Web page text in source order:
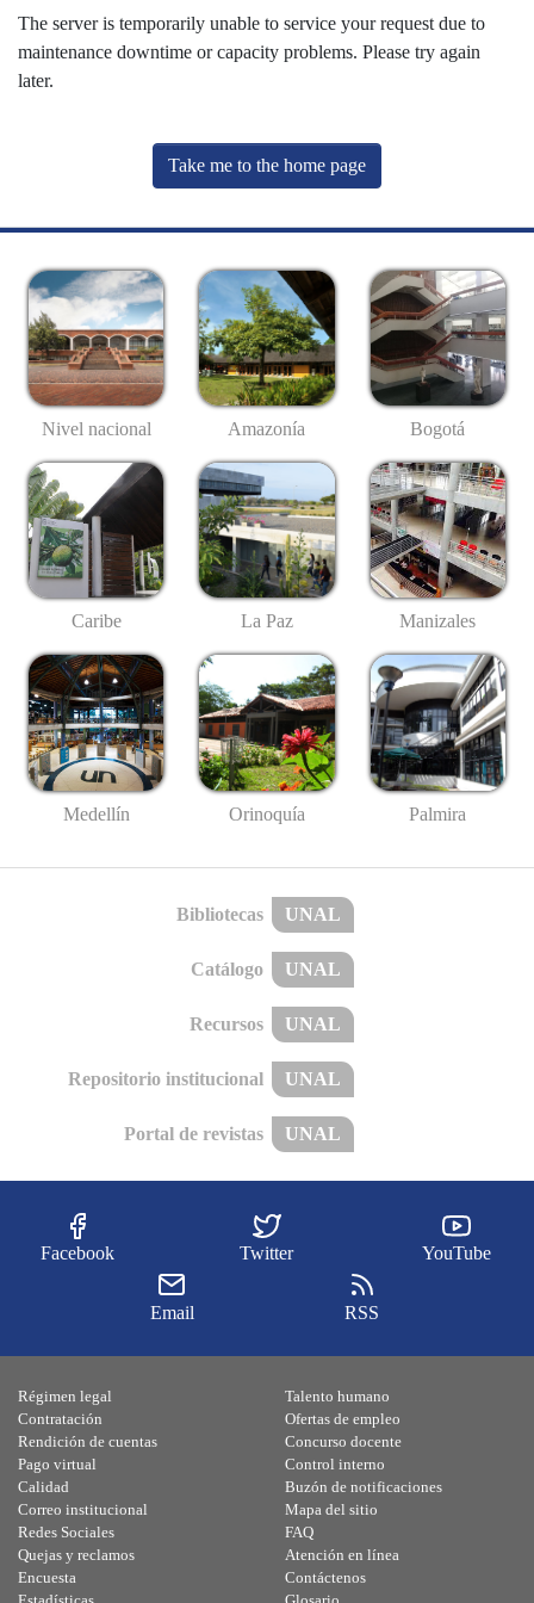
The server is temporarily unable to service your request due to
maintenance downtime or capacity problems. Please try again
later.
Take me to the home page
Nivel nacional Amazonía Bogotá
Caribe La Paz Manizales
Medellín Orinoquía Palmira
Bibliotecas UNAL
Catálogo UNAL
Recursos UNAL
Repositorio institucional UNAL
Portal de revistas UNAL
Facebook Twitter YouTube
Email RSS
Régimen legal
Contratación
Rendición de cuentas
Pago virtual
Calidad
Talento humano
Ofertas de empleo
Concurso docente
Control interno
Buzón de notificaciones
Correo institucional
Redes Sociales
Quejas y reclamos
Encuesta
Mapa del sitio
FAQ
Atención en línea
Contáctenos